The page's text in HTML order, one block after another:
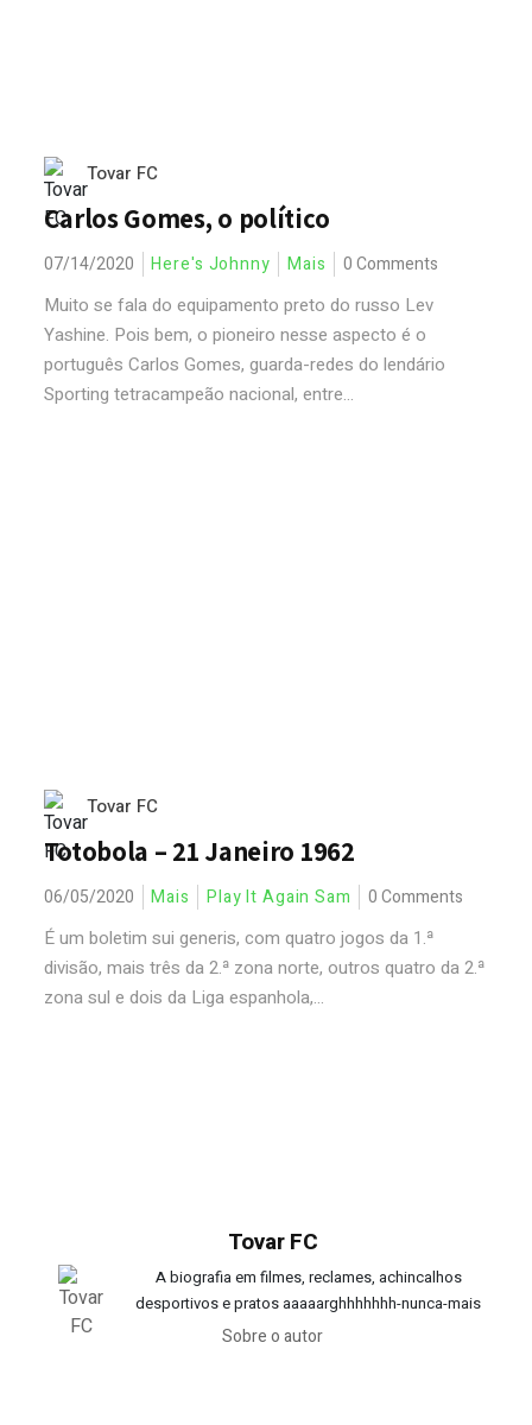
Tovar FC
Carlos Gomes, o político
07/14/2020 Here's Johnny Mais 0 Comments
Muito se fala do equipamento preto do russo Lev
Yashine. Pois bem, o pioneiro nesse aspecto é o
português Carlos Gomes, guarda-redes do lendário
Sporting tetracampeão nacional, entre...
Tovar FC
Totobola – 21 Janeiro 1962
06/05/2020 Mais Play It Again Sam 0 Comments
É um boletim sui generis, com quatro jogos da 1.ª
divisão, mais três da 2.ª zona norte, outros quatro da 2.ª
zona sul e dois da Liga espanhola,...
Tovar FC
A biografia em filmes, reclames, achincalhos
desportivos e pratos aaaaarghhhhhhh-nunca-mais
Sobre o autor